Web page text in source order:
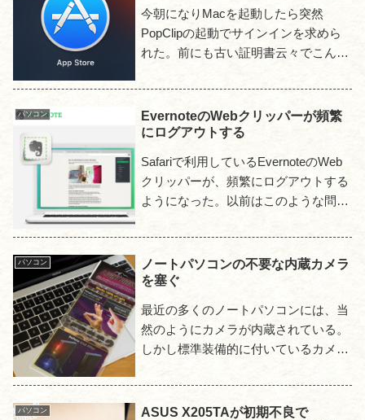
今朝になりMacを起動したら突然
PopClipの起動でサインインを求めら
れた。前にも古い証明書云々でこんな
しかしこれがエラーとなりサインイン
できないので色々と試す事と...
パソコン
EvernoteのWebクリッパーが頻繁
にログアウトする
Safariで利用しているEvernoteのWeb
クリッパーが、頻繁にログアウトする
ようになった。以前はこのような問題
か毎日のように勝手にログアウトして
しまい、ブラウ...
パソコン
ノートパソコンの不要な内蔵カメラ
を塞ぐ
最近の多くのノートパソコンには、当
然のようにカメラが内蔵されている。
しかし標準装備的に付いているカメラ
く、個人的にはまったくもって不要な
存在といってもよい。使わないのに...
パソコン
ASUS X205TAが初期不良で